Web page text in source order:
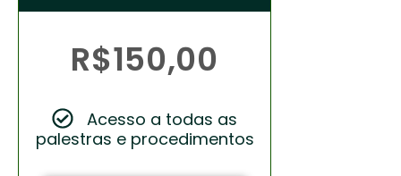
R$150,00
Acesso a todas as
palestras e procedimentos